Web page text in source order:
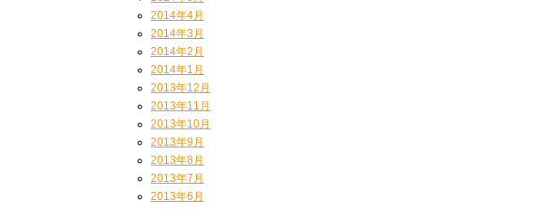
2014年4月
2014年3月
2014年2月
2014年1月
2013年12月
2013年11月
2013年10月
2013年9月
2013年8月
2013年7月
2013年6月